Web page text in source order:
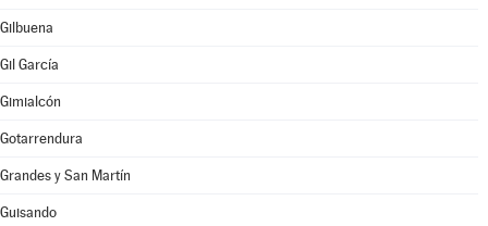
Gilbuena
Gil García
Gimialcón
Gotarrendura
Grandes y San Martín
Guisando